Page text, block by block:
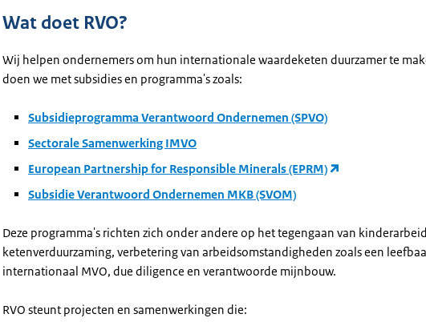
Wat doet RVO?
Wij helpen ondernemers om hun internationale waardeketen duurzamer te
doen we met subsidies en programma's zoals:
Subsidieprogramma Verantwoord Ondernemen (SPVO)
Sectorale Samenwerking IMVO
European Partnership for Responsible Minerals (EPRM)
Subsidie Verantwoord Ondernemen MKB (SVOM)
Deze programma's richten zich onder andere op het tegengaan van
ketenverduurzaming, verbetering van arbeidsomstandigheden zoals een
internationaal MVO, due diligence en verantwoorde mijnbouw.
RVO steunt projecten en samenwerkingen die: